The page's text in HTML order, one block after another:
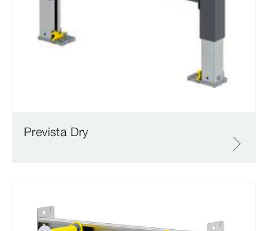
Prevista Dry